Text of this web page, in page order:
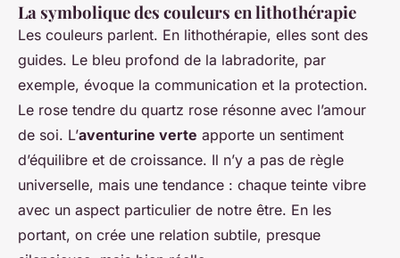
La symbolique des couleurs en lithothérapie
Les couleurs parlent. En lithothérapie, elles sont des
guides. Le bleu profond de la labradorite, par
exemple, évoque la communication et la protection.
Le rose tendre du quartz rose résonne avec l’amour
de soi. L’aventurine verte apporte un sentiment
d’équilibre et de croissance. Il n’y a pas de règle
universelle, mais une tendance : chaque teinte vibre
avec un aspect particulier de notre être. En les
portant, on crée une relation subtile, presque